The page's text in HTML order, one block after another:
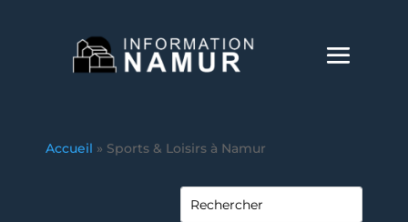
Accueil » Sports & Loisirs à Namur